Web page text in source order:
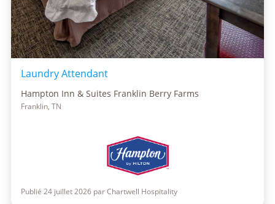
Laundry Attendant
Hampton Inn & Suites Franklin Berry Farms
Franklin, TN
Publié 24 juillet 2026 par Chartwell Hospitality